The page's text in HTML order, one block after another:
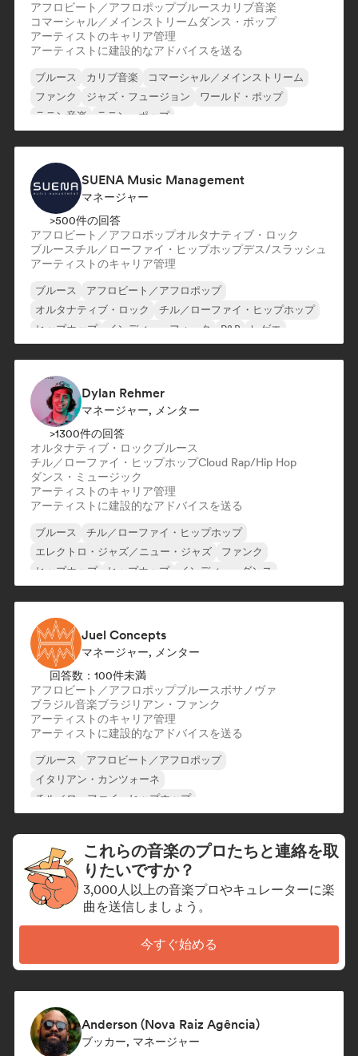
アフロビート／アフロポップブルース カリブ音楽
コマーシャル／メインストリーム ダンス・ポップ
アーティストのキャリア管理
アーティストに建設的なアドバイスを送る
ブルース カリブ音楽
コマーシャル／メインストリーム
ファンク
ジャズ・フュージョン
ワールド・ポップ
ラテン音楽
ラテン・ポップ
SUENA Music Management
マネージャー
>500件の回答
アフロビート／アフロポップオルタナティブ・ロック
ブルースチル／ローファイ・ヒップホップデス/スラッシュ
アーティストのキャリア管理
ブルース
アフロビート／アフロポップ
オルタナティブ・ロック
チル／ローファイ・ヒップホップ
ヒップホップ
インディー・フォーク R&B レゲエ
Dylan Rehmer
マネージャー, メンター
>1300件の回答
オルタナティブ・ロックブルース
チル／ローファイ・ヒップホップCloud Rap/Hip Hop
ダンス・ミュージック
アーティストのキャリア管理
アーティストに建設的なアドバイスを送る
ブルース
チル／ローファイ・ヒップホップ
エレクトロ・ジャズ／ニュー・ジャズ
ファンク
ヒップホップ
ヒップホップ
インディー・ダンス
Juel Concepts
マネージャー, メンター
回答数：100件未満
アフロビート／アフロポップブルースボサノヴァ
ブラジル音楽ブラジリアン・ファンク
アーティストのキャリア管理
アーティストに建設的なアドバイスを送る
ブルース
アフロビート／アフロポップ
イタリアン・カンツォーネ
チル／ローファイ・ヒップホップ
モダン・ジャズ
これらの音楽のプロたちと連絡を取
りたいですか？
3,000人以上の音楽プロやキュレーターに楽
曲を送信しましょう。
今すぐ始める
Anderson (Nova Raiz Agência)
ブッカー, マネージャー